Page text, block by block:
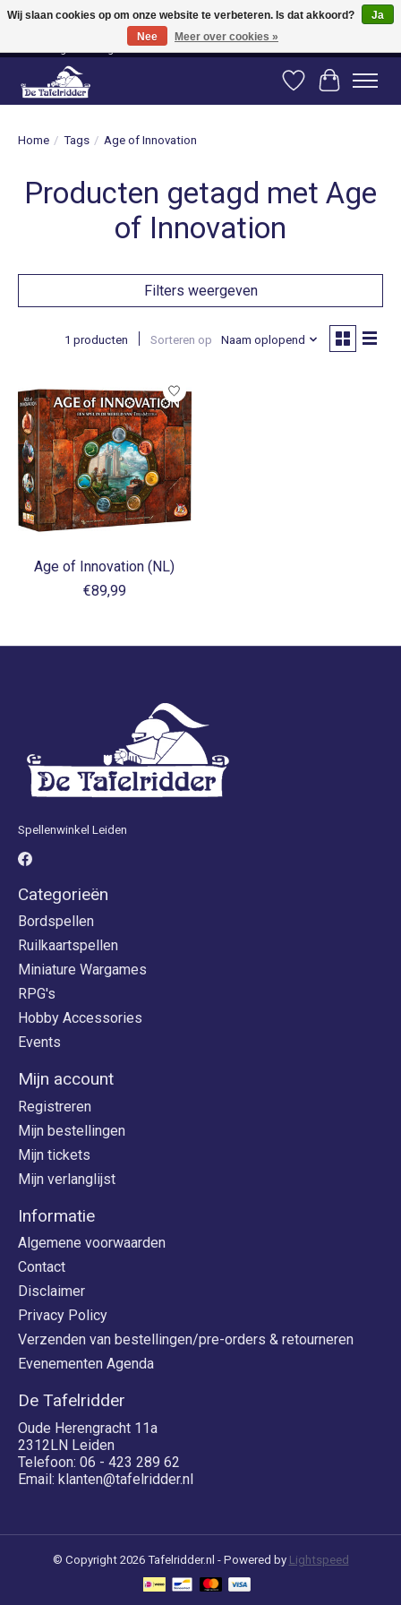
Vanaf 80 euro gratis verzending binnen Nederland! Vanaf 100 euro gratis
verzending naar België en Duitsland!
Verlanglijst
Home / Tags / Age of Innovation
Producten getagd met Age
of Innovation
Filters weergeven
1 producten Sorteren op Naam oplopend
Age of Innovation (NL)
€89,99
Spellenwinkel Leiden
Categorieën
Bordspellen
Ruilkaartspellen
Miniature Wargames
RPG's
Hobby Accessories
Events
Mijn account
Registreren
Mijn bestellingen
Mijn tickets
Mijn verlanglijst
Informatie
Algemene voorwaarden
Contact
Disclaimer
Privacy Policy
Verzenden van bestellingen/pre-orders & retourneren
Evenementen Agenda
De Tafelridder
Oude Herengracht 11a
2312LN Leiden
Telefoon: 06 - 423 289 62
Email: klanten@tafelridder.nl
© Copyright 2026 Tafelridder.nl - Powered by Lightspeed
Wij slaan cookies op om onze website te verbeteren. Is dat akkoord?
Ja
Nee
Meer over cookies »